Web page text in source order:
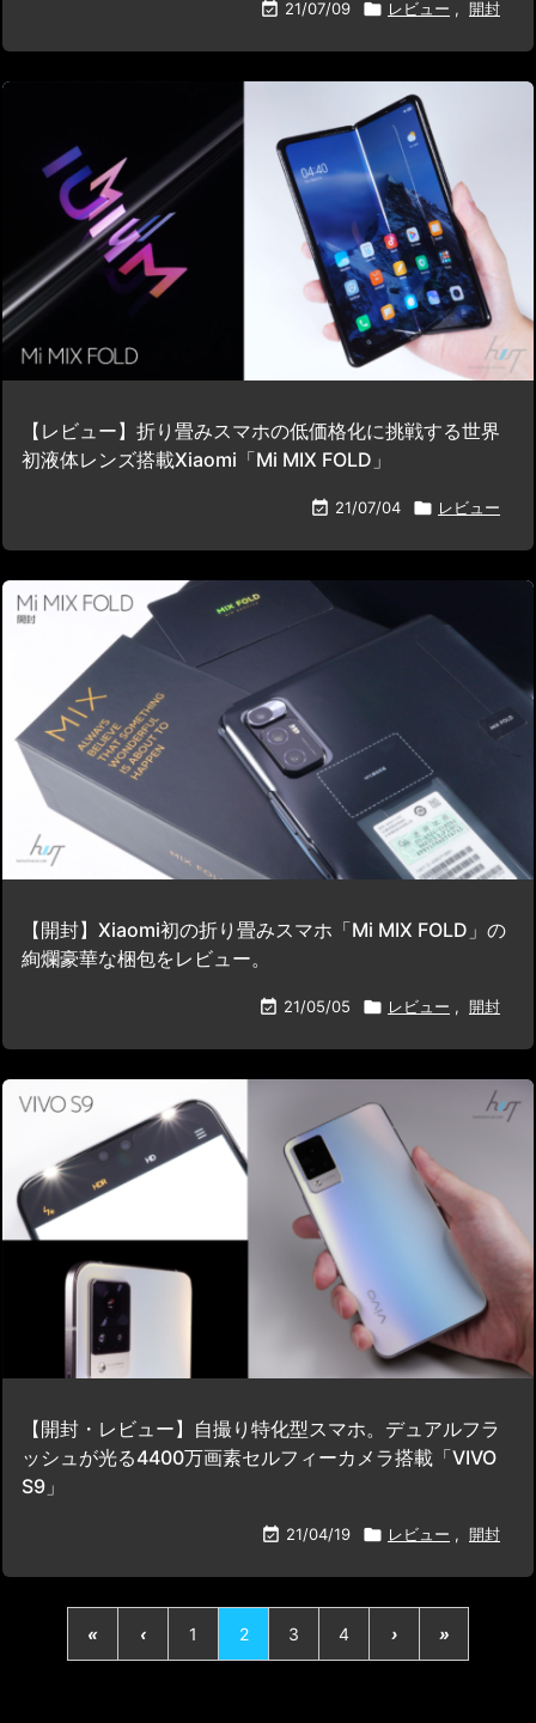
 21/07/09  レビュー , 開封
【レビュー】折り畳みスマホの低価格化に挑戦する世界
初液体レンズ搭載Xiaomi「Mi MIX FOLD」
 21/07/04  レビュー
【開封】Xiaomi初の折り畳みスマホ「Mi MIX FOLD」の
絢爛豪華な梱包をレビュー。
 21/05/05  レビュー , 開封
【開封・レビュー】自撮り特化型スマホ。デュアルフラ
ッシュが光る4400万画素セルフィーカメラ搭載「VIVO
S9」
 21/04/19  レビュー , 開封
« ‹ 1 2 3 4 › »